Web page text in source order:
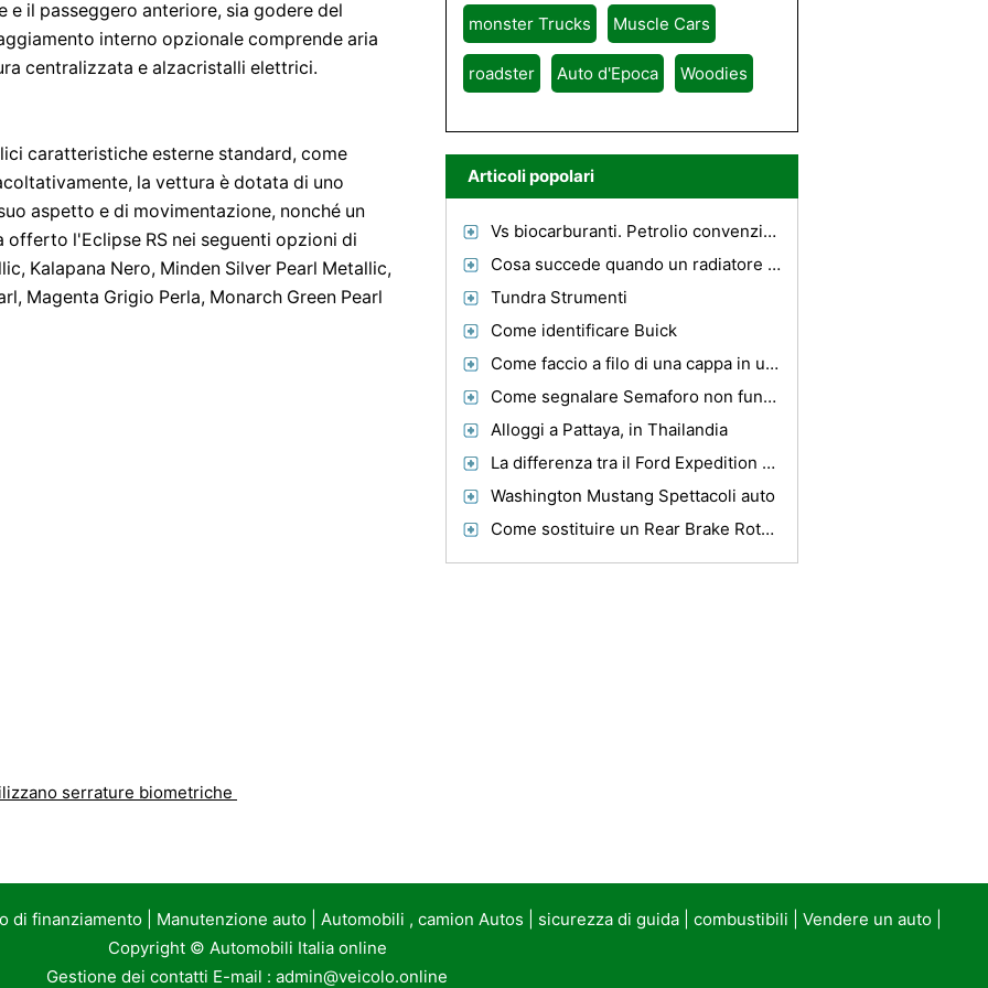
il passeggero anteriore, sia godere del
interno opzionale comprende aria
centralizzata e alzacristalli elettrici.
caratteristiche esterne standard, come
la vettura è dotata di uno
aspetto e di movimentazione, nonché un
l'Eclipse RS nei seguenti opzioni di
Kalapana Nero, Minden Silver Pearl Metallic,
Magenta Grigio Perla, Monarch Green Pearl
serrature biometriche
monster Trucks Muscle Cars
roadster Auto d'Epoca Woodies
Articoli popolari
Vs biocarburanti. Petrolio convenzionale
Cosa succede quando un radiatore Crepe ?
Tundra Strumenti
Come identificare Buick
Come faccio a filo di una cappa in un camper Prowler?
Come segnalare Semaforo non funzionante in Texas
Alloggi a Pattaya, in Thailandia
La differenza tra il Ford Expedition XLT e il Ford Expedition
Washington Mustang Spettacoli auto
Come sostituire un Rear Brake Rotor su una Ford Explorer
di finanziamento| Manutenzione auto| Automobili , camion Autos sicurezza di guida| combustibili Vendere un auto|
Copyright © Automobili Italia online
Gestione dei contatti E-mail : admin@veicolo.online